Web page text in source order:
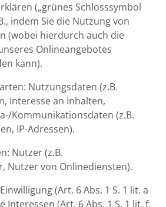
(„grünes Schlosssymbol
indem Sie die Nutzung von
(wobei hierdurch auch die
Onlineangebotes
kann).
Nutzungsdaten (z.B.
Interesse an Inhalten,
Kommunikationsdaten (z.B.
IP-Adressen).
Nutzer (z.B.
Nutzer von Onlinediensten).
(Art. 6 Abs. 1 S. 1 lit. a
Interessen (Art. 6 Abs. 1 S. 1 lit. f.